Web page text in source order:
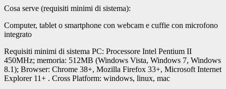
Cosa serve (requisiti minimi di sistema):
Computer, tablet o smartphone con webcam e cuffie con microfono
integrato
Requisiti minimi di sistema PC: Processore Intel Pentium II
450MHz; memoria: 512MB (Windows Vista, Windows 7, Windows
8.1); Browser: Chrome 38+, Mozilla Firefox 33+, Microsoft Internet
Explorer 11+ . Cross Platform: windows, linux, mac